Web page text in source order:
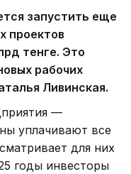
запустить еще
проектов
тенге. Это
рабочих
Ливинская.
—
уплачивают все
для них
годы инвесторы